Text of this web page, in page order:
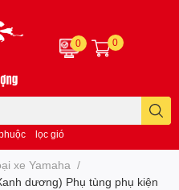
lọc gió
0 0
xe Yamaha /
dương) Phụ tùng phụ kiện